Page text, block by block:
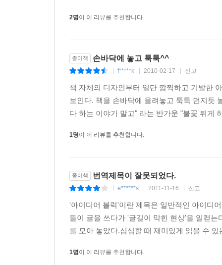
2명이 이 리뷰를 추천합니다.
종이책 손바닥에 놓고 툭툭^^
f*****k 2010-02-17 신고
책 자체의 디자인부터 일단 깜찍하고 기발한
보인다. 책을 손바닥에 올려놓고 툭툭 던지듯
다 하는 이야기 말고" 라는 반가운 "불꽃 튀게
1명이 이 리뷰를 추천합니다.
종이책 번역제목이 잘못되었다.
e******s 2011-11-16 신고
'아이디어 블럭'이란 제목은 일반적인 아이디
들이 글을 쓰다가 '글길이 막힌 현상'을 일컫
를 모아 놓았다.심심할 때 재미있게 읽을 수
1명이 이 리뷰를 추천합니다.